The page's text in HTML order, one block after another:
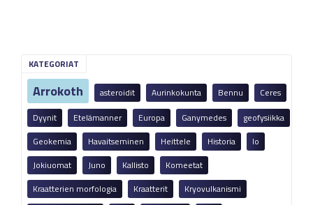
KATEGORIAT
Arrokoth asteroidit Aurinkokunta Bennu
Ceres
Dyynit
Etelämanner Europa Ganymedes
geofysiikka
Geokemia
Havaitseminen Heittele Historia
Io
Jokiuomat
Juno Kallisto
Komeetat
Kraatterien morfologia
Kraatterit
Kryovulkanismi